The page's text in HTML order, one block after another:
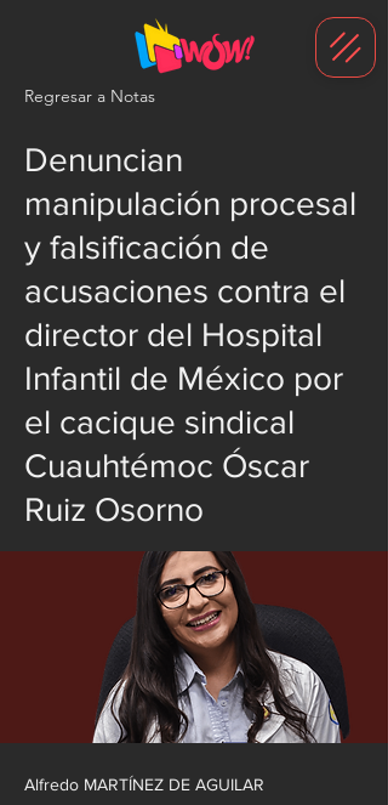
Regresar a Notas
Denuncian
manipulación procesal
y falsificación de
acusaciones contra el
director del Hospital
Infantil de México por
el cacique sindical
Cuauhtémoc Óscar
Ruiz Osorno
Alfredo MARTÍNEZ DE AGUILAR